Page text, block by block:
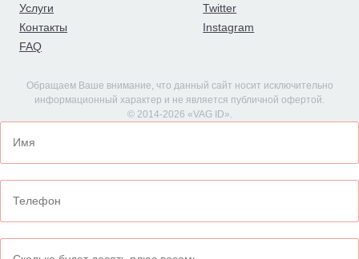
Услуги
Контакты
FAQ
Twitter
Instagram
Обращаем Ваше внимание, что данный сайт носит исключительно
информационный характер и не является публичной офертой.
© 2014-2026 «VAG ID».